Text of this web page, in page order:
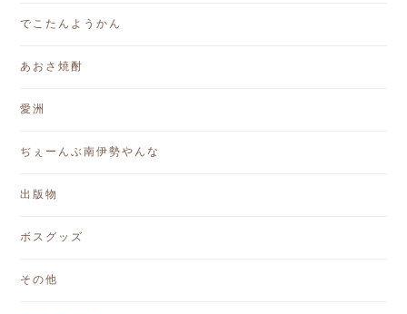
でこたんようかん
あおさ焼酎
愛洲
ぢぇーんぶ南伊勢やんな
出版物
ボスグッズ
その他